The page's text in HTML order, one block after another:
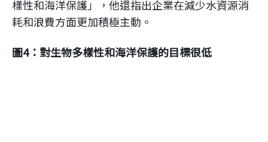
樣性和海洋保護」，他還指出企業在減少水資源消
耗和浪費方面更加積極主動。
圖4：對生物多樣性和海洋保護的目標很低